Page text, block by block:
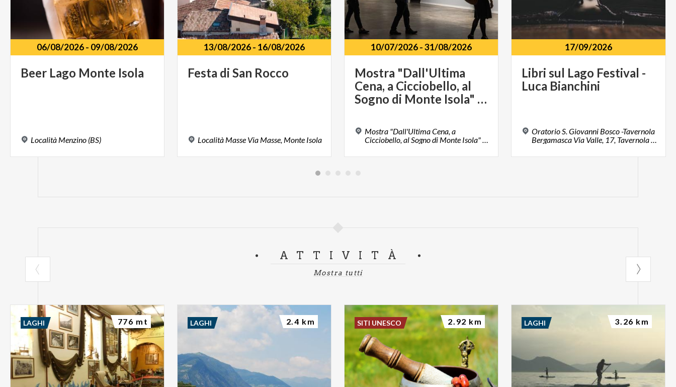
06/08/2026- 09/08/2026
Beer Lago Monte Isola
Località Menzino (BS)
13/08/2026- 16/08/2026
Festa di San Rocco
Località Masse Via Masse, Monte Isola
10/07/2026-31/08/2026
Mostra "Dall'Ultima
Cena, a Cicciobello, al
Sogno di Monte Isola" di Beppe Prandelli
Mostra "Dall'Ultima Cena, a
Cicciobello, al Sogno di Monte Isola" di Beppe Prandelli Località Peschiera Maraglio 150, Monte Isola (BS)
17/09/2026
Libri sul Lago Festival -
Luca Bianchini
Oratorio S. Giovanni Bosco -Tavernola
Bergamasca Via Valle, 17, Tavernola Bergamasca (BG)
ATTIVITÀ
Mostra tutti
LAGHI 776 mt LAGHI 2.4 km SITI UNESCO 2.92 km LAGHI 3.26 km